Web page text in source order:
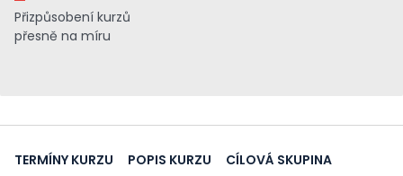
Přizpůsobení kurzů
přesně na míru
TERMÍNY KURZU POPIS KURZU
CÍLOVÁ SKUPINA